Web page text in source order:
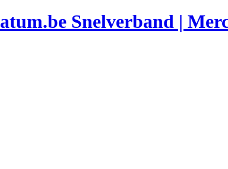
Snelverband |